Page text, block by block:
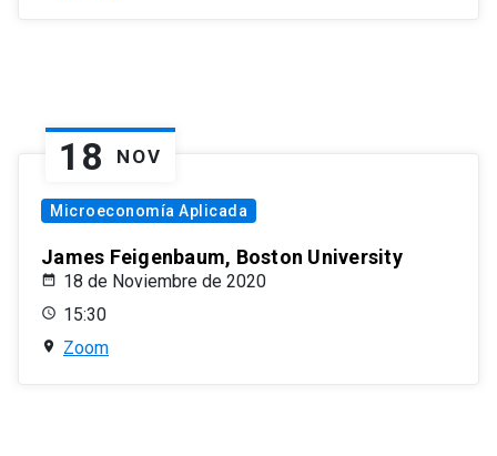
18 NOV
Microeconomía Aplicada
James Feigenbaum, Boston University
18 de Noviembre de 2020
15:30
Zoom